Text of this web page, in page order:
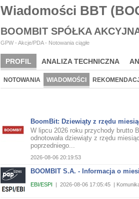
Wiadomości BBT
BOOMBIT SPÓŁKA
GPW - Akcje/PDA - Notowania ciągłe
PROFIL ANALIZA TECHNICZNA
NOTOWANIA WIADOMOŚCI
BoomBit: Dziewiąty z rzędu
W lipcu 2026 roku przychody brutto
odnotowała dziewiąty z rzędu
poprzedniego...
2026-08-06 20:19:53
BOOMBIT S.A. - Informacja o
EBI/ESPI | 2026-08-06 17:05:45 |
63